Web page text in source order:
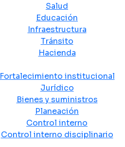
Salud
Educación
Infraestructura
Tránsito
Hacienda
Fortalecimiento institucional
Jurídico
Bienes y suministros
Planeación
Control interno
Control interno disciplinario